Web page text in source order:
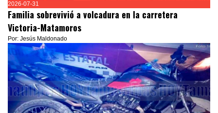
2026-07-31
Familia sobrevivió a volcadura en la carretera
Victoria-Matamoros
Por: Jesús Maldonado